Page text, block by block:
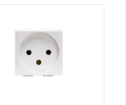
לכל מוצרי היצרן